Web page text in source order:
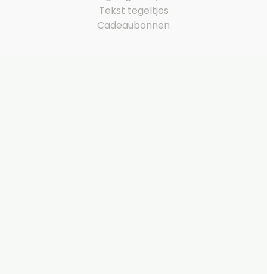
Tekst tegeltjes
Cadeaubonnen